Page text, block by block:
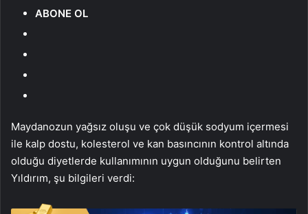
ABONE OL
Maydanozun yağsız oluşu ve çok düşük sodyum içermesi
ile kalp dostu, kolesterol ve kan basıncının kontrol altında
olduğu diyetlerde kullanımının uygun olduğunu belirten
Yıldırım, şu bilgileri verdi: